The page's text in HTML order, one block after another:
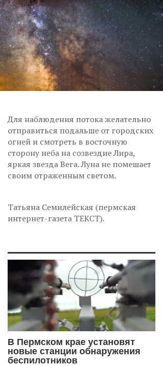
Для наблюдения потока желательно
отправиться подальше от городских
огней и смотреть в восточную
сторону неба на созвездие Лира,
яркая звезда Вега. Луна не помешает
своим отраженным светом.
Татьяна Семилейская (пермская
интернет-газета ТЕКСТ).
В Пермском крае установят
новые станции обнаружения
беспилотников